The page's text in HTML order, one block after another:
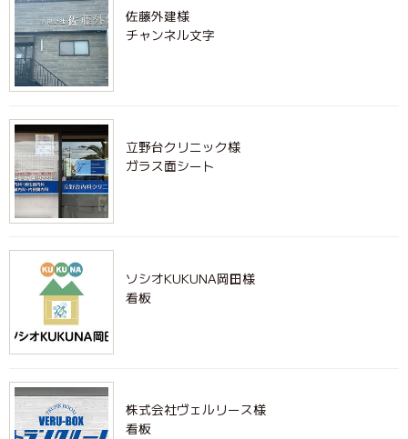
佐藤外建様
チャンネル文字
立野台クリニック様
ガラス面シート
ソシオKUKUNA岡田様
看板
株式会社ヴェルリース様
看板